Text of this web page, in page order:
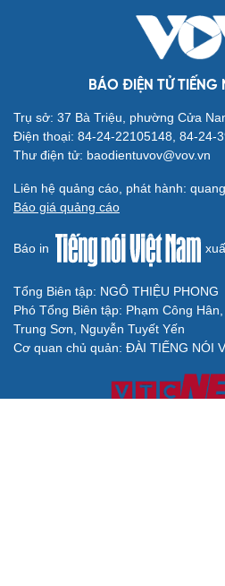
BÁO ĐIỆN TỬ TIẾNG
Trụ sở: 37 Bà Triệu, phường Cửa
Điện thoại: 84-24-22105148, 84-24-
Thư điện tử: baodientuvov@vov.vn
Liên hệ quảng cáo, phát hành:
Báo giá quảng cáo
Báo in
Tổng Biên tập: NGÔ THIỆU PHONG
Phó Tổng Biên tập: Phạm Công
Trung Sơn, Nguyễn Tuyết Yến
Cơ quan chủ quản: ĐÀI TIẾNG NÓI